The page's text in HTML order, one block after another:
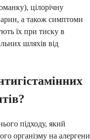
цілорічну
а також симптоми
їх при тиску в
шляхів від
підходу, який
організму на алергени